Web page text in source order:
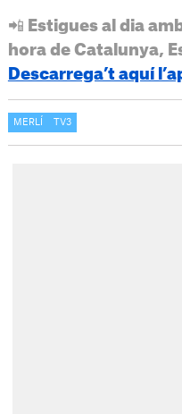
📲 Estigues al dia
hora de Catalunya,
Descarrega’t aquí
MERLÍ TV3